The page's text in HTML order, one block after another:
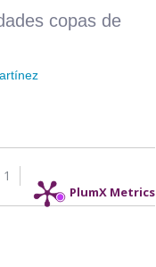
copas de
PlumX Metrics